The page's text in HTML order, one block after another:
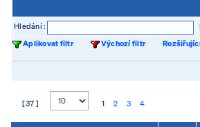
Hledání :
Aplikovat filtr
Výchozí filtr
[ 37 ] 1 2 3 4